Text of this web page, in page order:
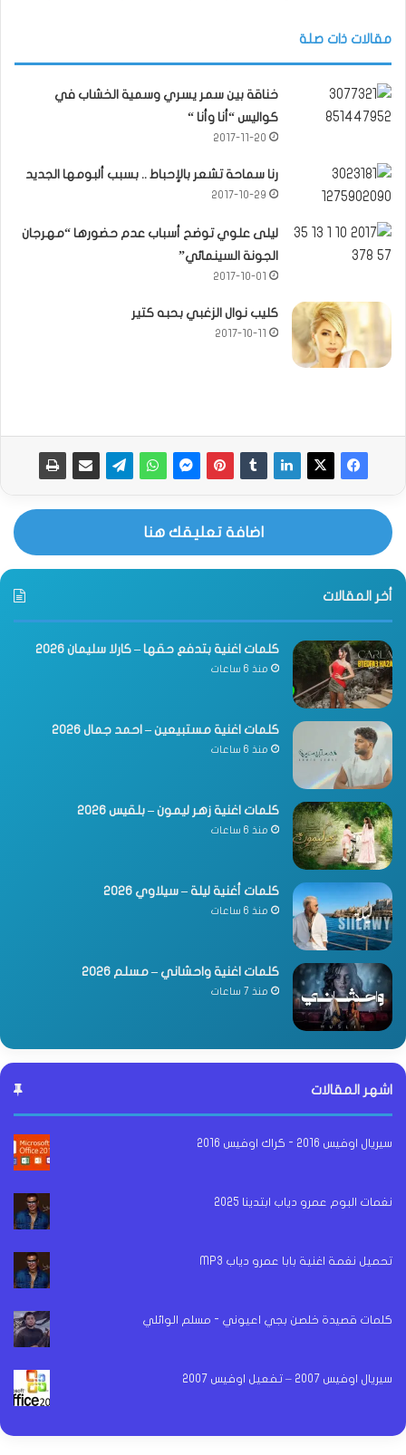
مقالات ذات صلة
خناقة بين سمر يسري وسمية الخشاب في
كواليس “أنا وأنا “
2017-11-20
رنا سماحة تشعر بالإحباط .. بسبب ألبومها الجديد
2017-10-29
ليلى علوي توضح أسباب عدم حضورها “مهرجان
الجونة السينمائي”
2017-10-01
كليب نوال الزغبي بحبه كتير
2017-10-11
اضافة تعليقك هنا
أخر المقالات
كلمات اغنية بتدفع حقها – كارلا سليمان 2026
منذ 6 ساعات
كلمات اغنية مستبيعين – احمد جمال 2026
منذ 6 ساعات
كلمات اغنية زهر ليمون – بلقيس 2026
منذ 6 ساعات
كلمات أغنية ليلة – سيلاوي 2026
منذ 6 ساعات
كلمات اغنية واحشاني – مسلم 2026
منذ 7 ساعات
اشهر المقالات
سيريال اوفيس 2016 - كراك اوفيس 2016
نغمات البوم عمرو دياب ابتدينا 2025
تحميل نغمة اغنية بابا عمرو دياب MP3
كلمات قصيدة خلصن بجي اعيوني - مسلم الوائلي
سيريال اوفيس 2007 – تفعيل اوفيس 2007